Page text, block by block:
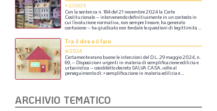
1-2/2025
Con la sentenza n.184del 21 novembre2024 la Corte
Costituzionale–intervenendodefinitivamentein un contestoin
cui l’evoluzione normativa, non sempre lineare, ha generato
confusione– ha giudicato non fondate lequestioni di legittimità ...
Tra il dire e il fare
4/2024
Certamenteerano buone leintenzioni del D.L.29 maggio2024, n.
69,– Disposizioni urgenti in materia di semplificazioneedilizia e
urbanistica –cosiddettodecreto SALVA CASA,volteal
perseguimentodi: • semplificazionein materia edilizia e...
ARCHIVIO TEMATICO